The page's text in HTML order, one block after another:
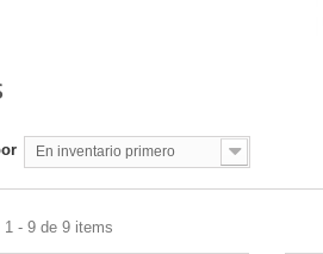
En inventario primero
1 - 9 de 9 items